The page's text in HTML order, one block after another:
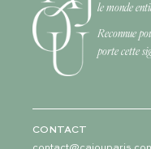
le monde
Reconnue
porte cette
CONTACT